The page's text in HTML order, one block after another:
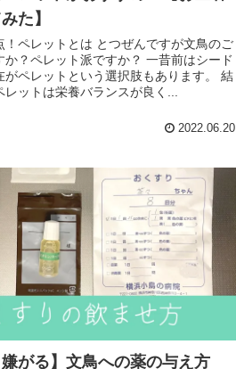
た】
！ペレットとは とつぜんですが文鳥のご
か？ペレット派ですか？ 一昔前はシード
がペレットという選択肢もあります。 結
ットは栄養バランスが良く...
2022.06.20
嫌がる】文鳥への薬の与え方